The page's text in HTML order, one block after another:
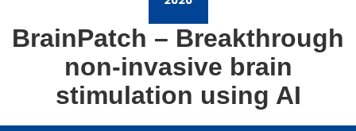
BrainPatch – Breakthrough
non-invasive brain
stimulation using AI